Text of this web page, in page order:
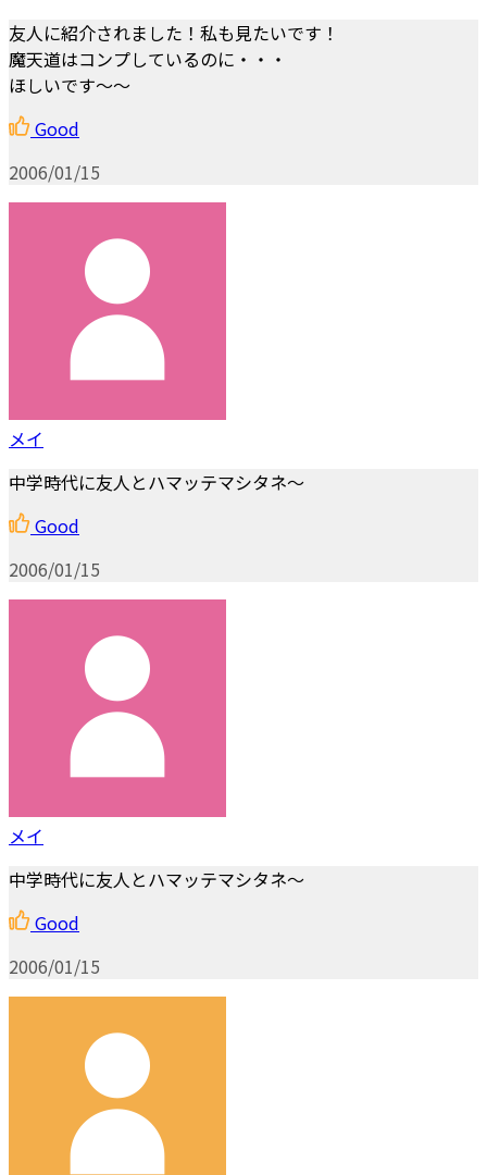
友人に紹介されました！私も見たいです！
魔天道はコンプしているのに・・・
ほしいです～～
Good
2006/01/15
メイ
中学時代に友人とハマッテマシタネ～
Good
2006/01/15
メイ
中学時代に友人とハマッテマシタネ～
Good
2006/01/15